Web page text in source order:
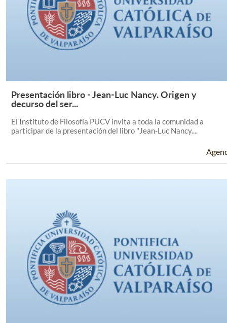
Leer Más +
Presentación libro - Jean-Luc Nancy. Origen y
decurso del ser...
El Instituto de Filosofía PUCV invita a toda la comunidad a
participar de la presentación del libro "Jean-Luc Nancy....